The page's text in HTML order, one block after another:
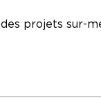
projets